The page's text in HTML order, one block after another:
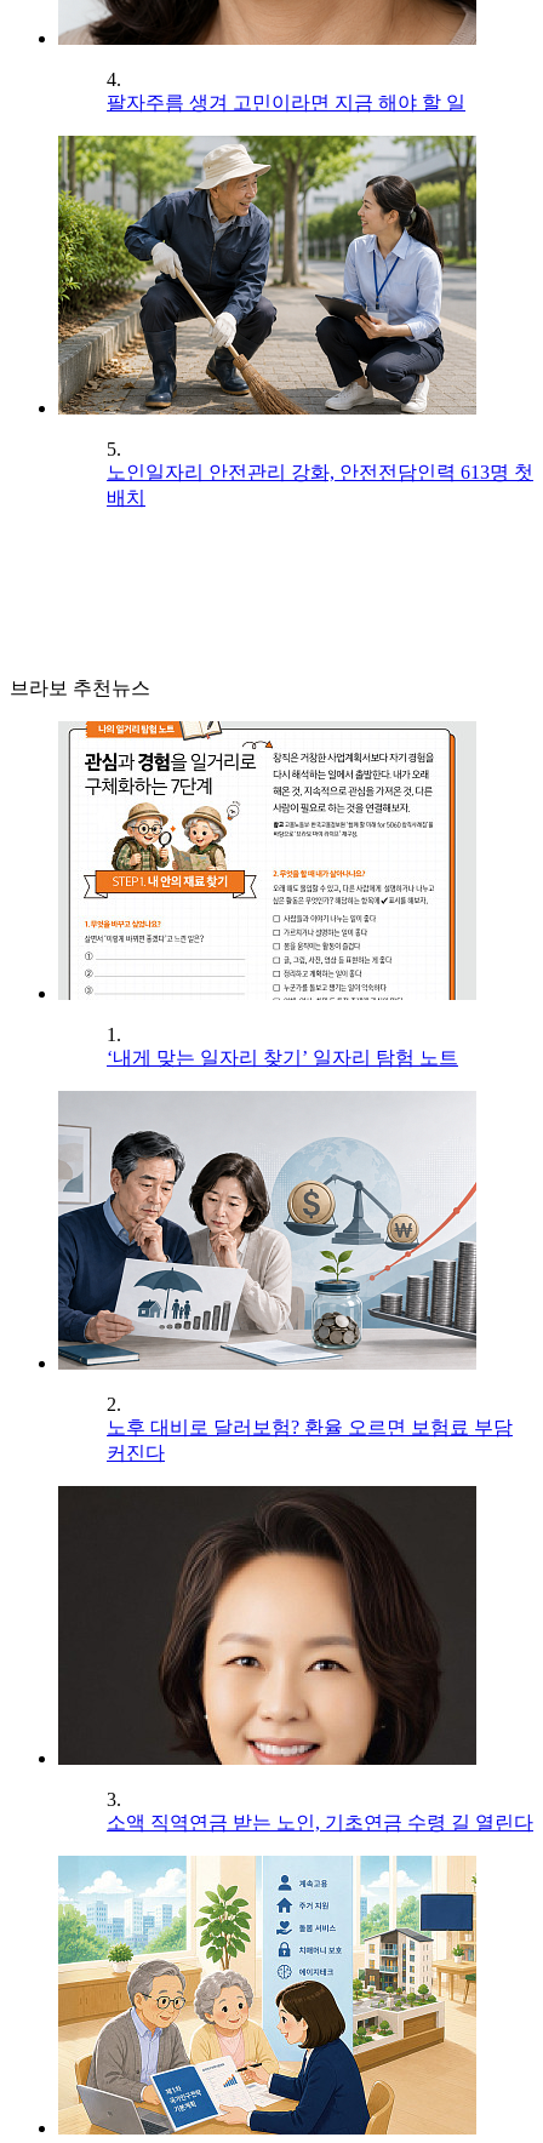
4.
팔자주름 생겨 고민이라면 지금 해야 할 일
5.
노인일자리 안전관리 강화, 안전전담인력 613명 첫
배치
브라보 추천뉴스
1.
‘내게 맞는 일자리 찾기’ 일자리 탐험 노트
2.
노후 대비로 달러보험? 환율 오르면 보험료 부담
커진다
3.
소액 직역연금 받는 노인, 기초연금 수령 길 열린다